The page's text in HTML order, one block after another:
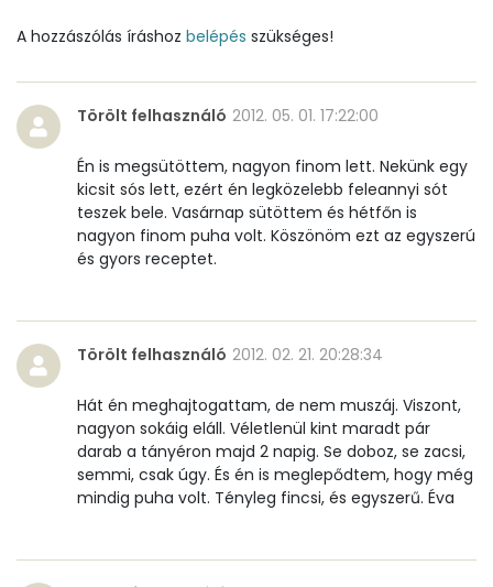
Nátrium
871 mg
Réz
0 mg
Mangán
0 mg
Élelmi rost
2 mg
Víz
Összesen 42.4 g
A hozzászólás íráshoz belépés szükséges!
Törölt felhasználó 2012. 05. 01. 17:22:00
Én is megsütöttem, nagyon finom lett. Nekünk egy
kicsit sós lett, ezért én legközelebb feleannyi sót
teszek bele. Vasárnap sütöttem és hétfőn is
nagyon finom puha volt. Köszönöm ezt az egyszerú
és gyors receptet.
Törölt felhasználó 2012. 02. 21. 20:28:34
Hát én meghajtogattam, de nem muszáj. Viszont,
nagyon sokáig eláll. Véletlenül kint maradt pár
darab a tányéron majd 2 napig. Se doboz, se zacsi,
semmi, csak úgy. És én is meglepődtem, hogy még
mindig puha volt. Tényleg fincsi, és egyszerű. Éva